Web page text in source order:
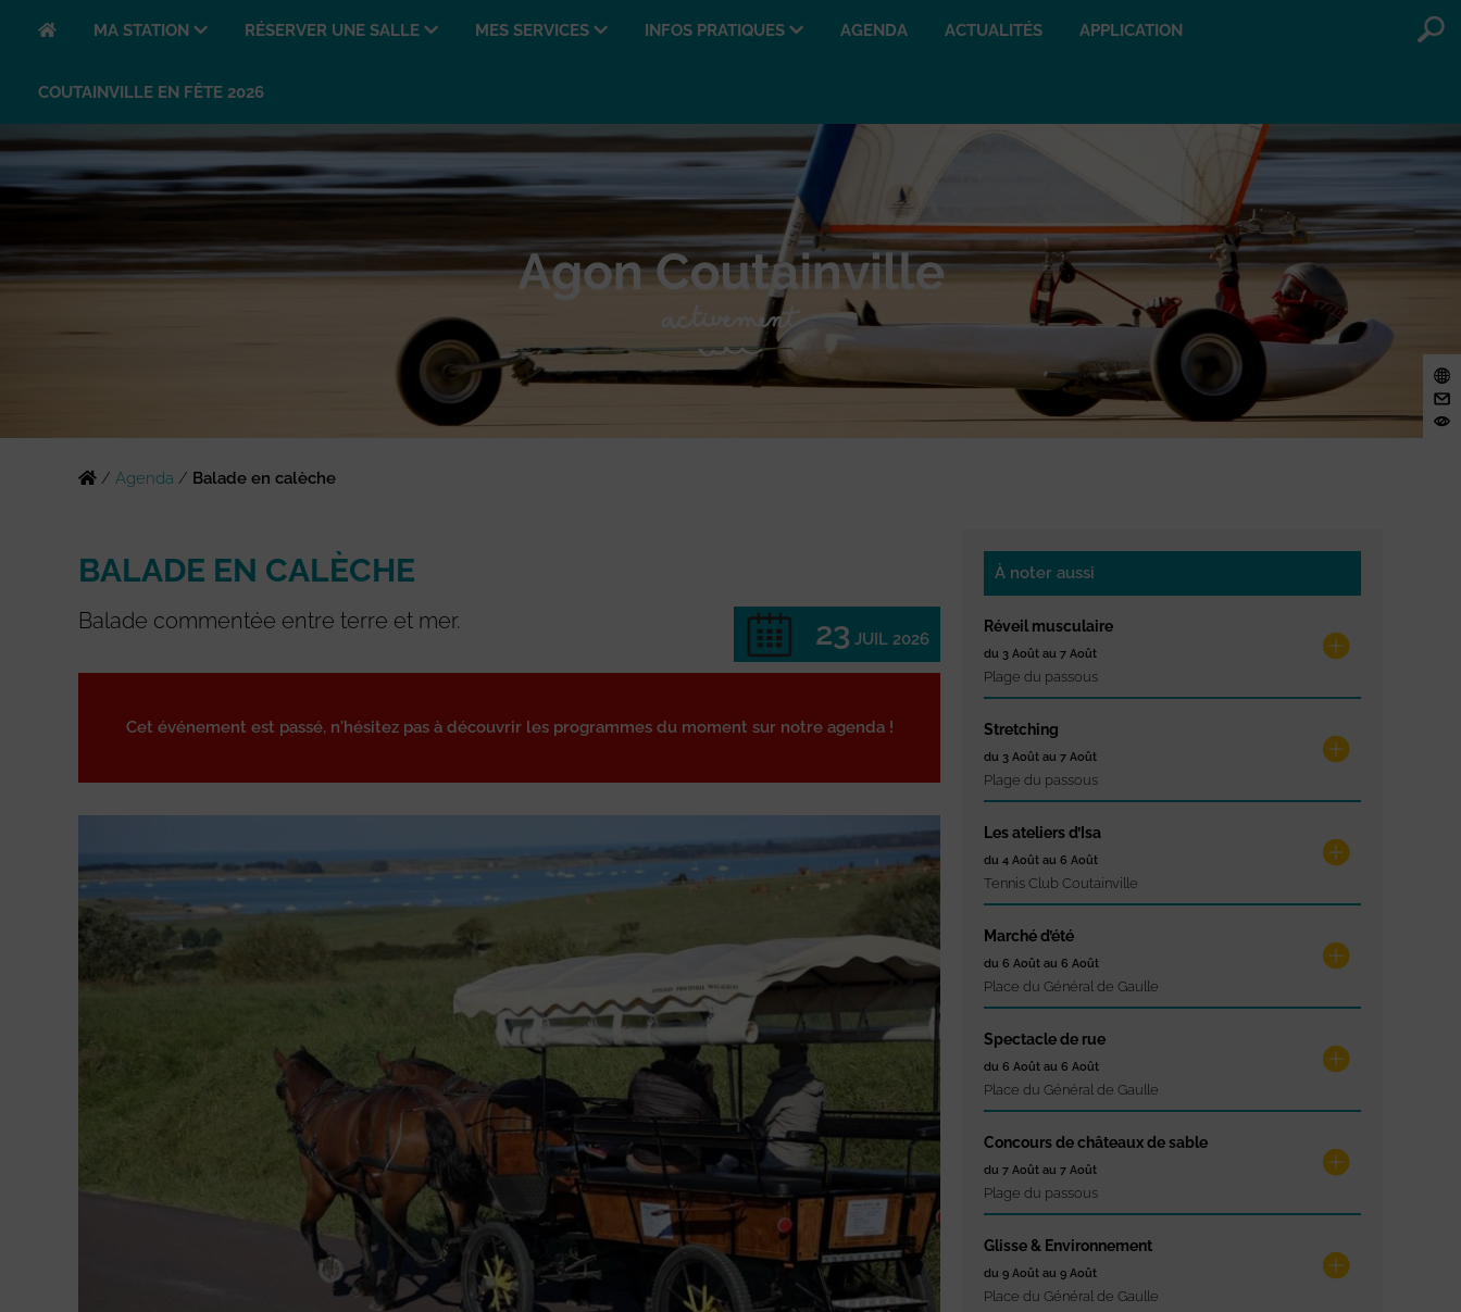
MA STATION RÉSERVER UNE SALLE MES SERVICES INFOS PRATIQUES AGENDA ACTUALITÉS APPLICATION
COUTAINVILLE EN FÊTE 2026
/ Agenda / Balade en calèche
BALADE EN CALÈCHE
Balade commentée entre terre et mer. 23 JUIL 2026
Cet événement est passé, n'hésitez pas à découvrir les programmes du moment sur notre agenda !
À noter aussi
Réveil musculaire
du 3 Août au 7 Août
Plage du passous
Stretching
du 3 Août au 7 Août
Plage du passous
Les ateliers d’Isa
du 4 Août au 6 Août
Tennis Club Coutainville
Marché d’été
du 6 Août au 6 Août
Place du Général de Gaulle
Spectacle de rue
du 6 Août au 6 Août
Place du Général de Gaulle
Concours de châteaux de sable
du 7 Août au 7 Août
Plage du passous
Glisse & Environnement
du 9 Août au 9 Août
Place du Général de Gaulle